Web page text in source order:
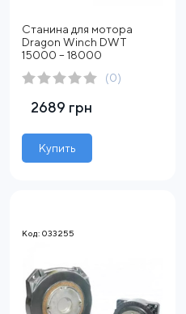
Станина для мотора
Dragon Winch DWT
15000 – 18000
(0)
2689 грн
Купить
Код: 033255